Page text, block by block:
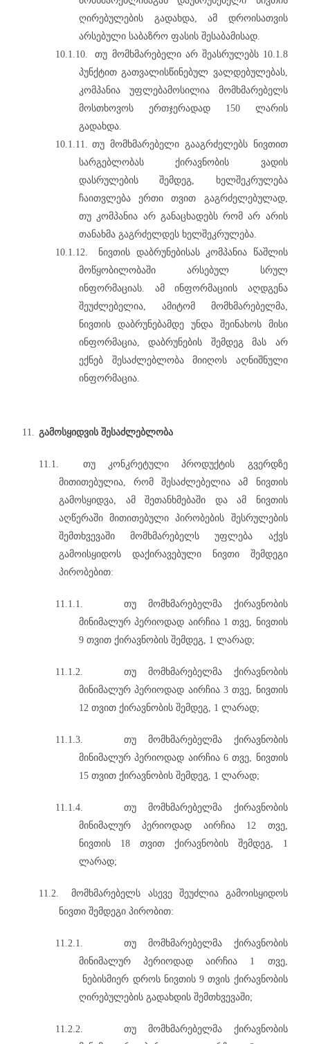
ღირებულების გადახდა, ამ დროისათვის
არსებული საბაზრო ფასის შესაბამისად.
10.1.10.
თუ მომხმარებელი არ შეასრულებს 10.1.8
პუნქტით გათვალისწინებულ ვალდებულებას,
კომპანია უფლებამოსილია მომხმარებელს
მოსთხოვოს ერთჯერადად 150 ლარის
გადახდა.
10.1.11. თუ მომხმარებელი გააგრძელებს ნივთით
სარგებლობას ქირავნობის ვადის
დასრულების შემდეგ, ხელშეკრულება
ჩაითვლება ერთი თვით გაგრძელებულად,
თუ კომპანია არ განაცხადებს რომ არ არის
თანახმა გაგრძელდეს ხელშეკრულება.
10.1.12.
ნივთის დაბრუნებისას კომპანია წაშლის
მოწყობილობაში არსებულ სრულ
ინფორმაციას. ამ ინფორმაციის აღდგენა
შეუძლებელია, ამიტომ მომხმარებელმა,
ნივთის დაბრუნებამდე უნდა შეინახოს მისი
ინფორმაცია, დაბრუნების შემდეგ მას არ
ექნებ შესაძლებლობა მიიღოს აღნიშნული
ინფორმაცია.
11. გამოსყიდვის შესაძლებლობა
11.1.
თუ კონკრეტული პროდუქტის გვერდზე
მითითებულია, რომ შესაძლებელია ამ ნივთის
გამოსყიდვა, ამ შეთანხმებაში და ამ ნივთის
აღწერაში მითითებული პირობების შესრულების
შემთხვევაში მომხმარებელს უფლება აქვს
გამოისყიდოს დაქირავებული ნივთი შემდეგი
პირობებით:
11.1.1.
თუ მომხმარებელმა ქირავნობის
მინიმალურ პერიოდად აირჩია 1 თვე, ნივთის
9 თვით ქირავნობის შემდეგ, 1 ლარად;
11.1.2.
თუ მომხმარებელმა ქირავნობის
მინიმალურ პერიოდად აირჩია 3 თვე, ნივთის
12 თვით ქირავნობის შემდეგ, 1 ლარად;
11.1.3.
თუ მომხმარებელმა ქირავნობის
მინიმალურ პერიოდად აირჩია 6 თვე, ნივთის
15 თვით ქირავნობის შემდეგ, 1 ლარად;
11.1.4.
თუ მომხმარებელმა ქირავნობის
მინიმალურ პერიოდად აირჩია 12 თვე,
ნივთის 18 თვით ქირავნობის შემდეგ, 1
ლარად;
11.2.
მომხმარებელს ასევე შეუძლია გამოისყიდოს
ნივთი შემდეგი პირობით:
11.2.1.
თუ მომხმარებელმა ქირავნობის
მინიმალურ პერიოდად აირჩია 1 თვე,
ნებისმიერ დროს ნივთის 9 თვის ქირავნობის
ღირებულების გადახდის შემთხვევაში;
11.2.2.
თუ მომხმარებელმა ქირავნობის